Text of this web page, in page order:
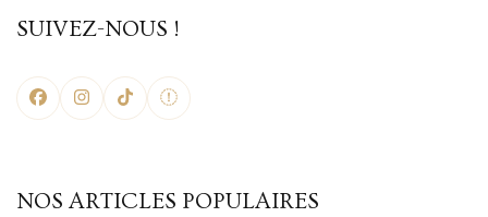
SUIVEZ-NOUS !
NOS ARTICLES POPULAIRES